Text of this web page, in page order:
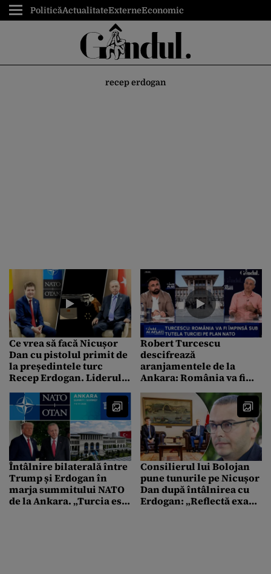
PoliticăActualitateExterneEconomic
recep erdogan
Ce vrea să facă Nicușor
Dan cu pistolul primit de
la președintele turc
Recep Erdogan. Liderul
experiență în trasul cu
arma
Robert Turcescu
descifrează
aranjamentele de la
Ankara: România va fi
Turciei
Întâlnire bilaterală între
Trump și Erdogan în
marja summitului NATO
de la Ankara. „Turcia este
Consilierul lui Bolojan
pune tunurile pe Nicușor
Dan după întâlnirea cu
Erdogan: „Reflectă exact